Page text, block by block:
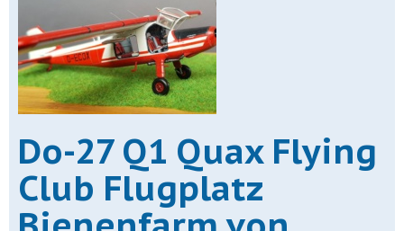
Do-27 Q1 Quax Flying
Club Flugplatz